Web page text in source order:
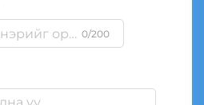
0/200